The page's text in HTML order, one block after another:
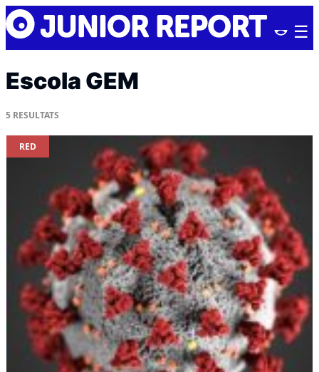
Skip
to
content
Junior
Report
Escola GEM
5 RESULTATS
RED